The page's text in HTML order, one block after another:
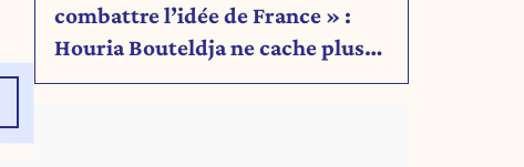
combattre l’idée de France » :
Houria Bouteldja ne cache plus
rien de son projet